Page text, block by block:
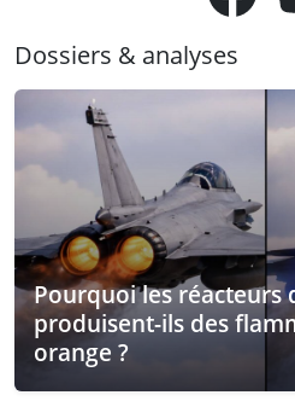
Dossiers & analyses
Pourquoi les réacteurs
produisent-ils des
orange ?